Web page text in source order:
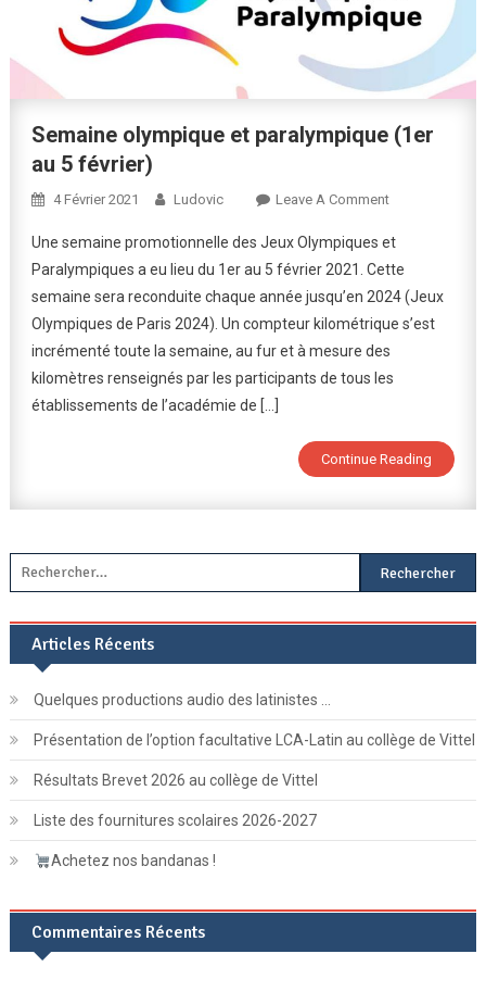
Semaine olympique et paralympique (1er
au 5 février)
4 Février 2021 Ludovic Leave A CommentOn
Olympique
Et
Paralympique
(1er
Au
5
Une semaine promotionnelle des Jeux Olympiques et
Paralympiques a eu lieu du 1er au 5 février 2021. Cette
semaine sera reconduite chaque année jusqu’en 2024 (Jeux
Olympiques de Paris 2024). Un compteur kilométrique s’est
incrémenté toute la semaine, au fur et à mesure des
kilomètres renseignés par les participants de tous les
établissements de l’académie de […]
Continue Reading
Rechercher :
Articles Récents
Quelques productions audio des latinistes …
Présentation de l’option facultative LCA-Latin au collège de Vittel
Résultats Brevet 2026 au collège de Vittel
Liste des fournitures scolaires 2026-2027
Achetez nos bandanas !
Commentaires Récents